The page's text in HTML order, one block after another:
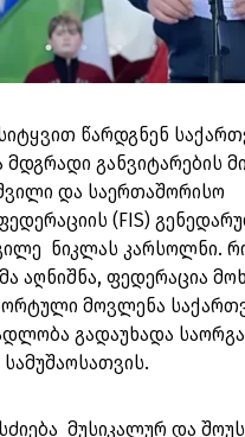
წარდგნენ
მდგრადი განვიტარების
და საერთაშორისო
(FIS)
ნიკლას კარსოლნი.
აღნიშნა, ფედერაცია
მოვლენა
გადაუხადა
მუსიკალურ და შოუს